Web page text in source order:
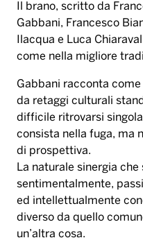
Il brano, scritto da
Gabbani, Francesco
Ilacqua e Luca
come nella migliore
Gabbani racconta
da retaggi culturali
difficile ritrovarsi
consista nella fuga, ma
di prospettiva.
La naturale sinergia
sentimentalmente,
ed intellettualmente
diverso da quello
un’altra cosa.